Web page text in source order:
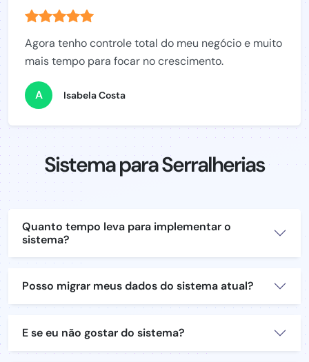
Agora tenho controle total do meu negócio e muito
mais tempo para focar no crescimento.
A Isabela Costa
Sistema para Serralherias
Quanto tempo leva para implementar o
sistema?
Posso migrar meus dados do sistema atual?
E se eu não gostar do sistema?